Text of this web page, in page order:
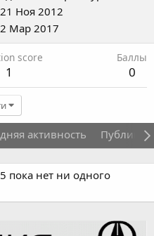
21 Ноя 2012
2 Мар 2017
score
1
Баллы
0
активность
пока нет ни одного